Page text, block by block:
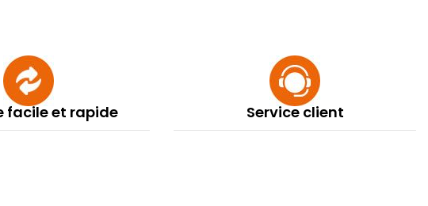
facile et rapide Service client